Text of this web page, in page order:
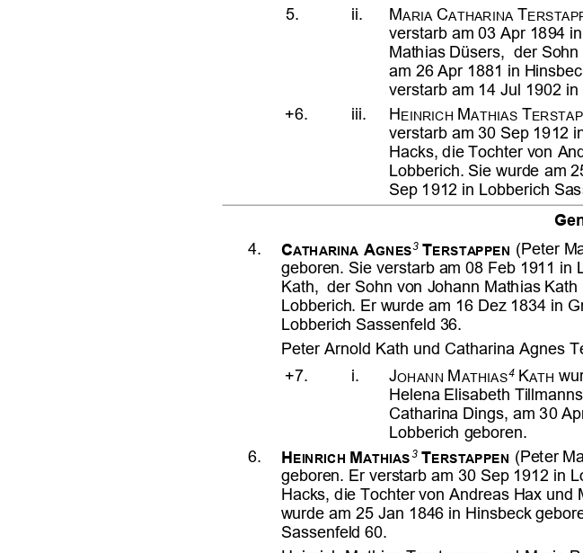
     
     

     

      

      
